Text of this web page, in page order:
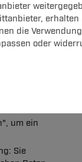
erhalten
die
oder
an.
um ein
Sie